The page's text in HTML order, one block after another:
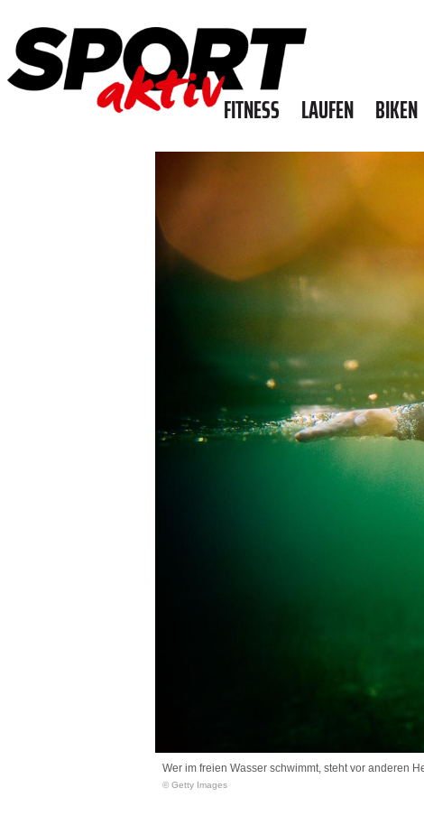
FITNESS LAUFEN BIKEN
Wer im freien Wasser schwimmt, steht vor anderen
© Getty Images